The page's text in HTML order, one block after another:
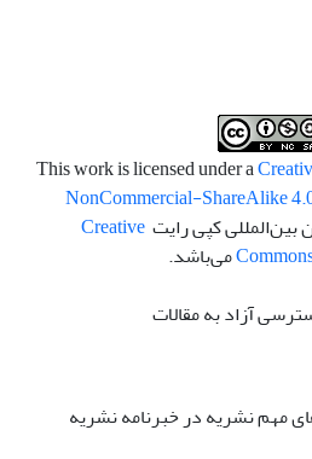
NonCommercial-ShareAlike
بین‌المللی کپی رایتCreative
می‌باشد.
مهم نشریه در خبرنامه نشریه